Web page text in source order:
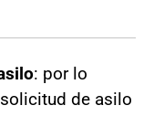
: por lo
de asilo